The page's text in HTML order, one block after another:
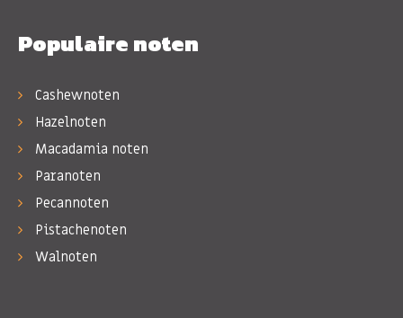
Populaire noten
Cashewnoten
Hazelnoten
Macadamia noten
Paranoten
Pecannoten
Pistachenoten
Walnoten